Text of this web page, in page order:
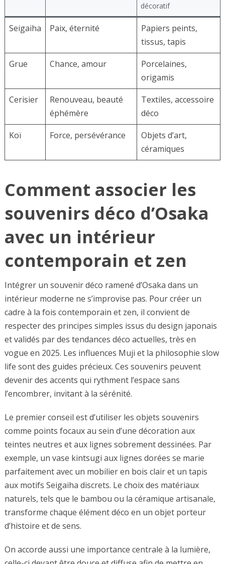
décoratif
Seigaiha Paix, éternité
Papiers peints,
tissus, tapis
Grue
Chance, amour
Porcelaines,
origamis
Cerisier
Renouveau, beauté
éphémère
Textiles, accessoire
déco
Koï
Force, persévérance
Objets d’art,
céramiques
Comment associer les
souvenirs déco d’Osaka
avec un intérieur
contemporain et zen
Intégrer un souvenir déco ramené d’Osaka dans un
intérieur moderne ne s’improvise pas. Pour créer un
cadre à la fois contemporain et zen, il convient de
respecter des principes simples issus du design japonais
et validés par des tendances déco actuelles, très en
vogue en 2025. Les influences Muji et la philosophie slow
life sont des guides précieux. Ces souvenirs peuvent
devenir des accents qui rythment l’espace sans
l’encombrer, invitant à la sérénité.
Le premier conseil est d’utiliser les objets souvenirs
comme points focaux au sein d’une décoration aux
teintes neutres et aux lignes sobrement dessinées. Par
exemple, un vase kintsugi aux lignes dorées se marie
parfaitement avec un mobilier en bois clair et un tapis
aux motifs Seigaiha discrets. Le choix des matériaux
naturels, tels que le bambou ou la céramique artisanale,
transforme chaque élément déco en un objet porteur
d’histoire et de sens.
On accorde aussi une importance centrale à la lumière,